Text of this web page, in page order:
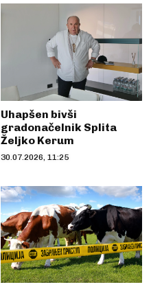
Uhapšen bivši
gradonačelnik Splita
Željko Kerum
30.07.2026, 11:25